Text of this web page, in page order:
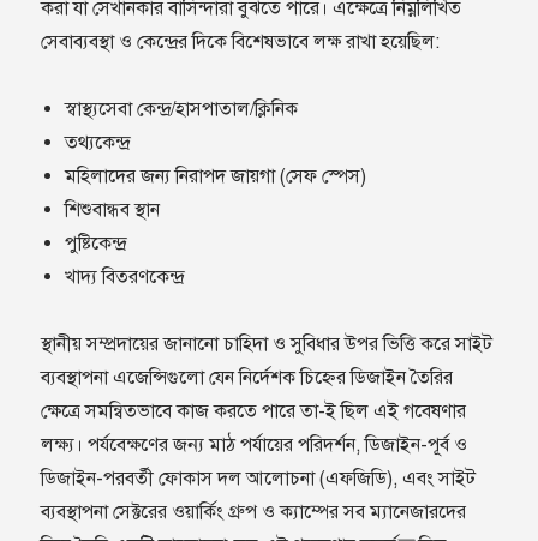
করা যা সেখানকার বাসিন্দারা বুঝতে পারে। এক্ষেত্রে নিম্নলিখিত
সেবাব্যবস্থা ও কেন্দ্রের দিকে বিশেষভাবে লক্ষ রাখা হয়েছিল:
স্বাস্থ্যসেবা কেন্দ্র/হাসপাতাল/ক্লিনিক
তথ্যকেন্দ্র
মহিলাদের জন‍্য নিরাপদ জায়গা (সেফ স্পেস)
শিশুবান্ধব স্থান
পুষ্টিকেন্দ্র
খাদ্য বিতরণকেন্দ্র
স্থানীয় সম্প্রদায়ের জানানো চাহিদা ও সুবিধার উপর ভিত্তি করে সাইট
ব্যবস্থাপনা এজেন্সিগুলো যেন নির্দেশক চিহ্নের ডিজাইন তৈরির
ক্ষেত্রে সমন্বিতভাবে কাজ করতে পারে তা-ই ছিল এই গবেষণার
লক্ষ্য। পর্যবেক্ষণের জন্য মাঠ পর্যায়ের পরিদর্শন, ডিজাইন-পূর্ব ও
ডিজাইন-পরবর্তী ফোকাস দল আলোচনা (এফজিডি), এবং সাইট
ব্যবস্থাপনা সেক্টরের ওয়ার্কিং গ্রুপ ও ক্যাম্পের সব ম্যানেজারদের